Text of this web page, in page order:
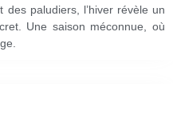
des paludiers, l’hiver révèle un
Une saison méconnue, où